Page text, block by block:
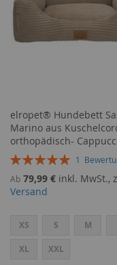
elropet® Hundebett
Marino aus
orthopädisch-
Bewertung:
1
Ab 79,99 € inkl. MwSt.,
Versand
XS S M
XL XXL